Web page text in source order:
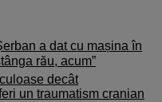
a dat cu mașina în
rău, acum”
decât
un traumatism cranian